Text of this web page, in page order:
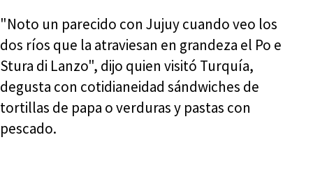
"Noto un parecido con Jujuy cuando veo los
dos ríos que la atraviesan en grandeza el Po e
Stura di Lanzo", dijo quien visitó Turquía,
degusta con cotidianeidad sándwiches de
tortillas de papa o verduras y pastas con
pescado.